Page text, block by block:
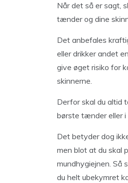
Når det så er sagt,
tænder og dine
Det anbefales
eller drikker andet
give øget risiko for
skinnerne.
Derfor skal du altid
børste tænder eller i
Det betyder dog
men blot at du skal
mundhygiejnen. Så
du helt ubekymret